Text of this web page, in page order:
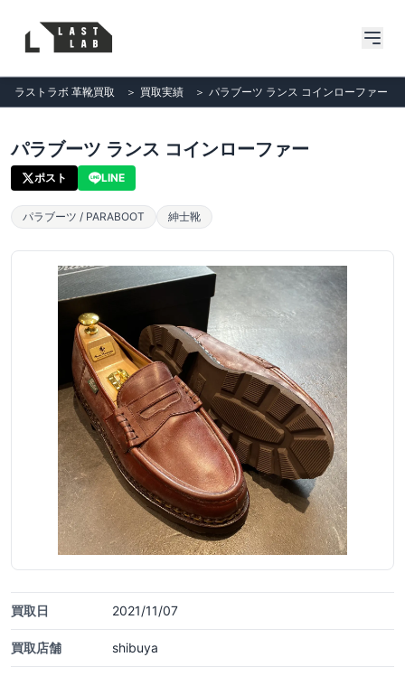
ラストラボ 革靴買取 ＞ 買取実績 ＞ パラブーツ ランス コインローファー
パラブーツ ランス コインローファー
ポスト LINE
パラブーツ / PARABOOT 紳士靴
買取日 2021/11/07
買取店舗 shibuya